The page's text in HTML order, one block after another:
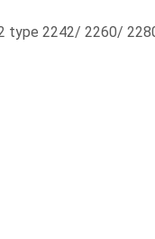
type 2242/ 2260/